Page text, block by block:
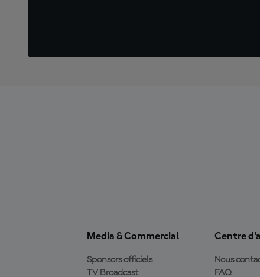
Media & Commercial
Sponsors officiels
TV Broadcast
Centre
Nous
FAQ